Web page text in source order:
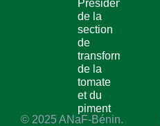
Présidente
de la
section
de
transformation
de la
tomate
et du
piment
© 2025 ANaF-Bénin.